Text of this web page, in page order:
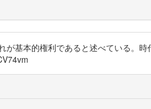
基本的権利であると述べている。